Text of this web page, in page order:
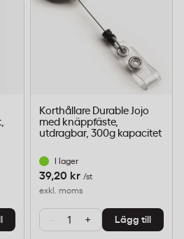
Korthållare Durable Jojo
med knäppfäste,
utdragbar, 300g kapacitet
I lager
39,20 kr /st
exkl. moms
- + Lägg till